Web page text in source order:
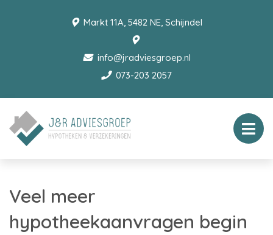
Markt 11A, 5482 NE, Schijndel
info@jradviesgroep.nl
073-203 2057
Veel meer
hypotheekaanvragen begin